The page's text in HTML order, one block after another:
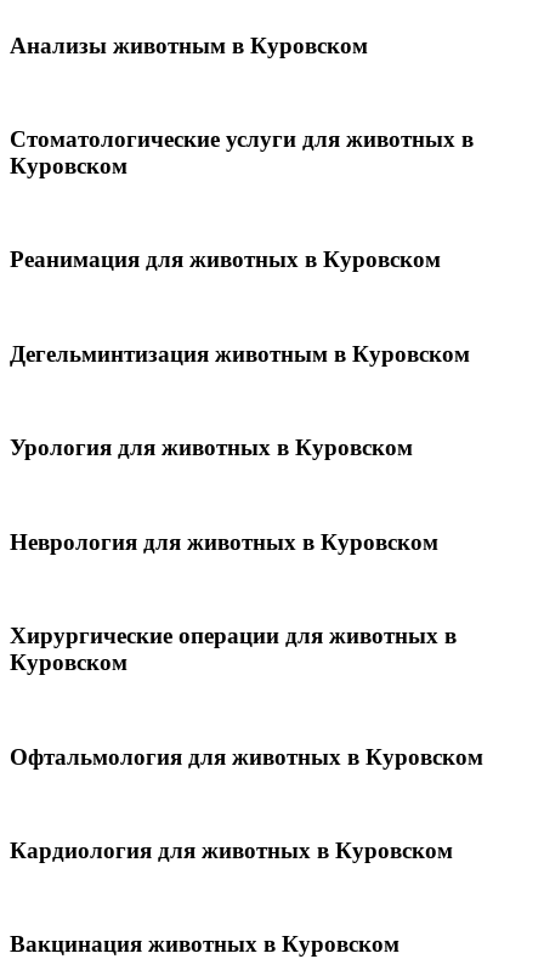
Анализы животным в Куровском
Стоматологические услуги для животных в
Куровском
Реанимация для животных в Куровском
Дегельминтизация животным в Куровском
Урология для животных в Куровском
Неврология для животных в Куровском
Хирургические операции для животных в
Куровском
Офтальмология для животных в Куровском
Кардиология для животных в Куровском
Вакцинация животных в Куровском